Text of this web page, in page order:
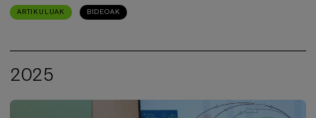
ARTIKULUAK BIDEOAK
2025